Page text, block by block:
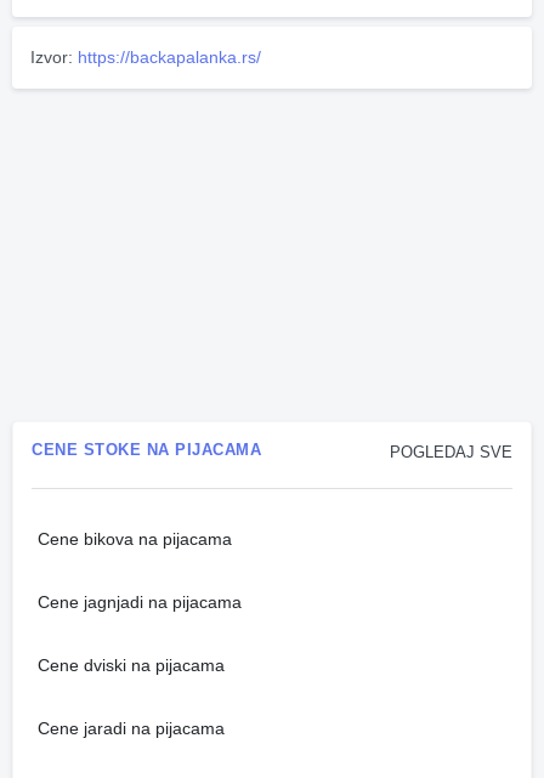
Izvor: https://backapalanka.rs/
POGLEDAJ SVE
CENE STOKE NA PIJACAMA
Cene bikova na pijacama
Cene jagnjadi na pijacama
Cene dviski na pijacama
Cene jaradi na pijacama